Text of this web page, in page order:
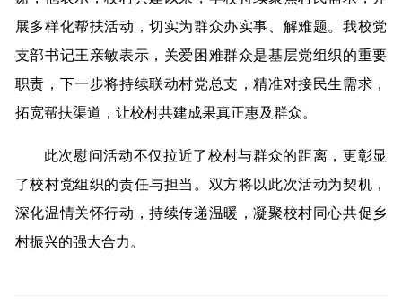
展多样化帮扶活动，切实为群众办实事、解难题。我校党
支部书记王亲敏表示，关爱困难群众是基层党组织的重要
职责，下一步将持续联动村党总支，精准对接民生需求，
拓宽帮扶渠道，让校村共建成果真正惠及群众。
此次慰问活动不仅拉近了校村与群众的距离，更彰显
了校村党组织的责任与担当。双方将以此次活动为契机，
深化温情关怀行动，持续传递温暖，凝聚校村同心共促乡
村振兴的强大合力。